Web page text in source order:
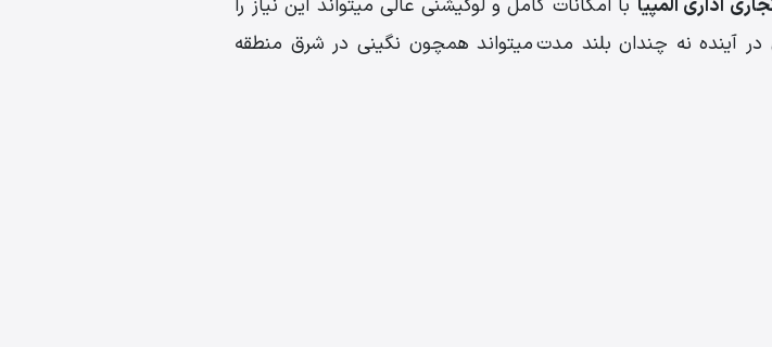
اداری المپیا با امکانات کامل و لوکیشنی عالی میتواند این نیاز را
در آینده نه چندان بلند مدت میتواند همچون نگینی در شرق منطقه